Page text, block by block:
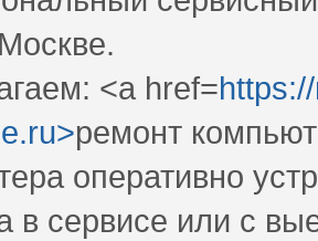
<a href=
ремонт
оперативно
в сервисе или с